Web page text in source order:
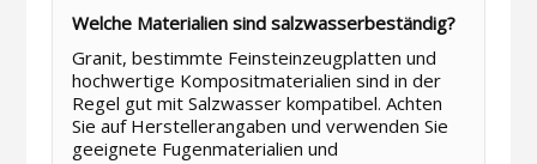
Welche Materialien sind salzwasserbeständig?
Granit, bestimmte Feinsteinzeugplatten und
hochwertige Kompositmaterialien sind in der
Regel gut mit Salzwasser kompatibel. Achten
Sie auf Herstellerangaben und verwenden Sie
geeignete Fugenmaterialien und